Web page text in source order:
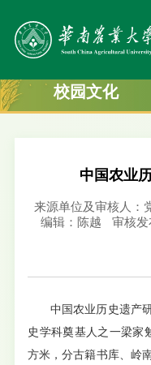
校园文化
中国农业
来源单位及审核人：
编辑：陈越
审核
中国农业历史遗产
史学科奠基人之一梁家
方米，分古籍书库、岭